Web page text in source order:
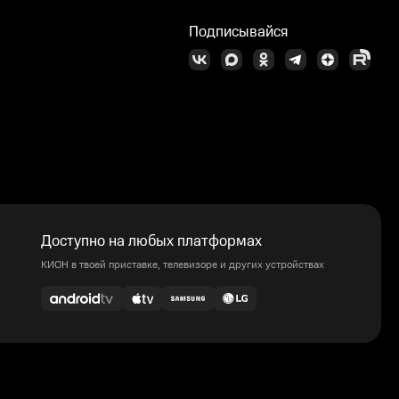
Подписывайся
Доступно на любых платформах
КИОН в твоей приставке, телевизоре и других устройствах